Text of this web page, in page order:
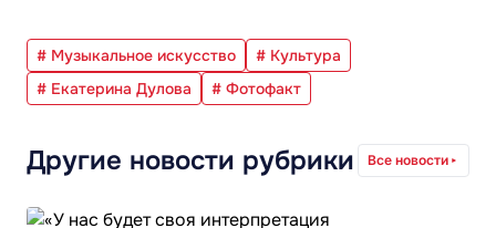
# Музыкальное искусство
# Культура
# Екатерина Дулова
# Фотофакт
Другие новости рубрики Все новости